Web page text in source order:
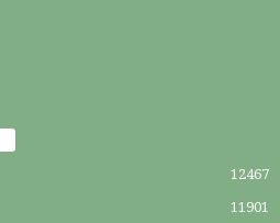
12467
11901